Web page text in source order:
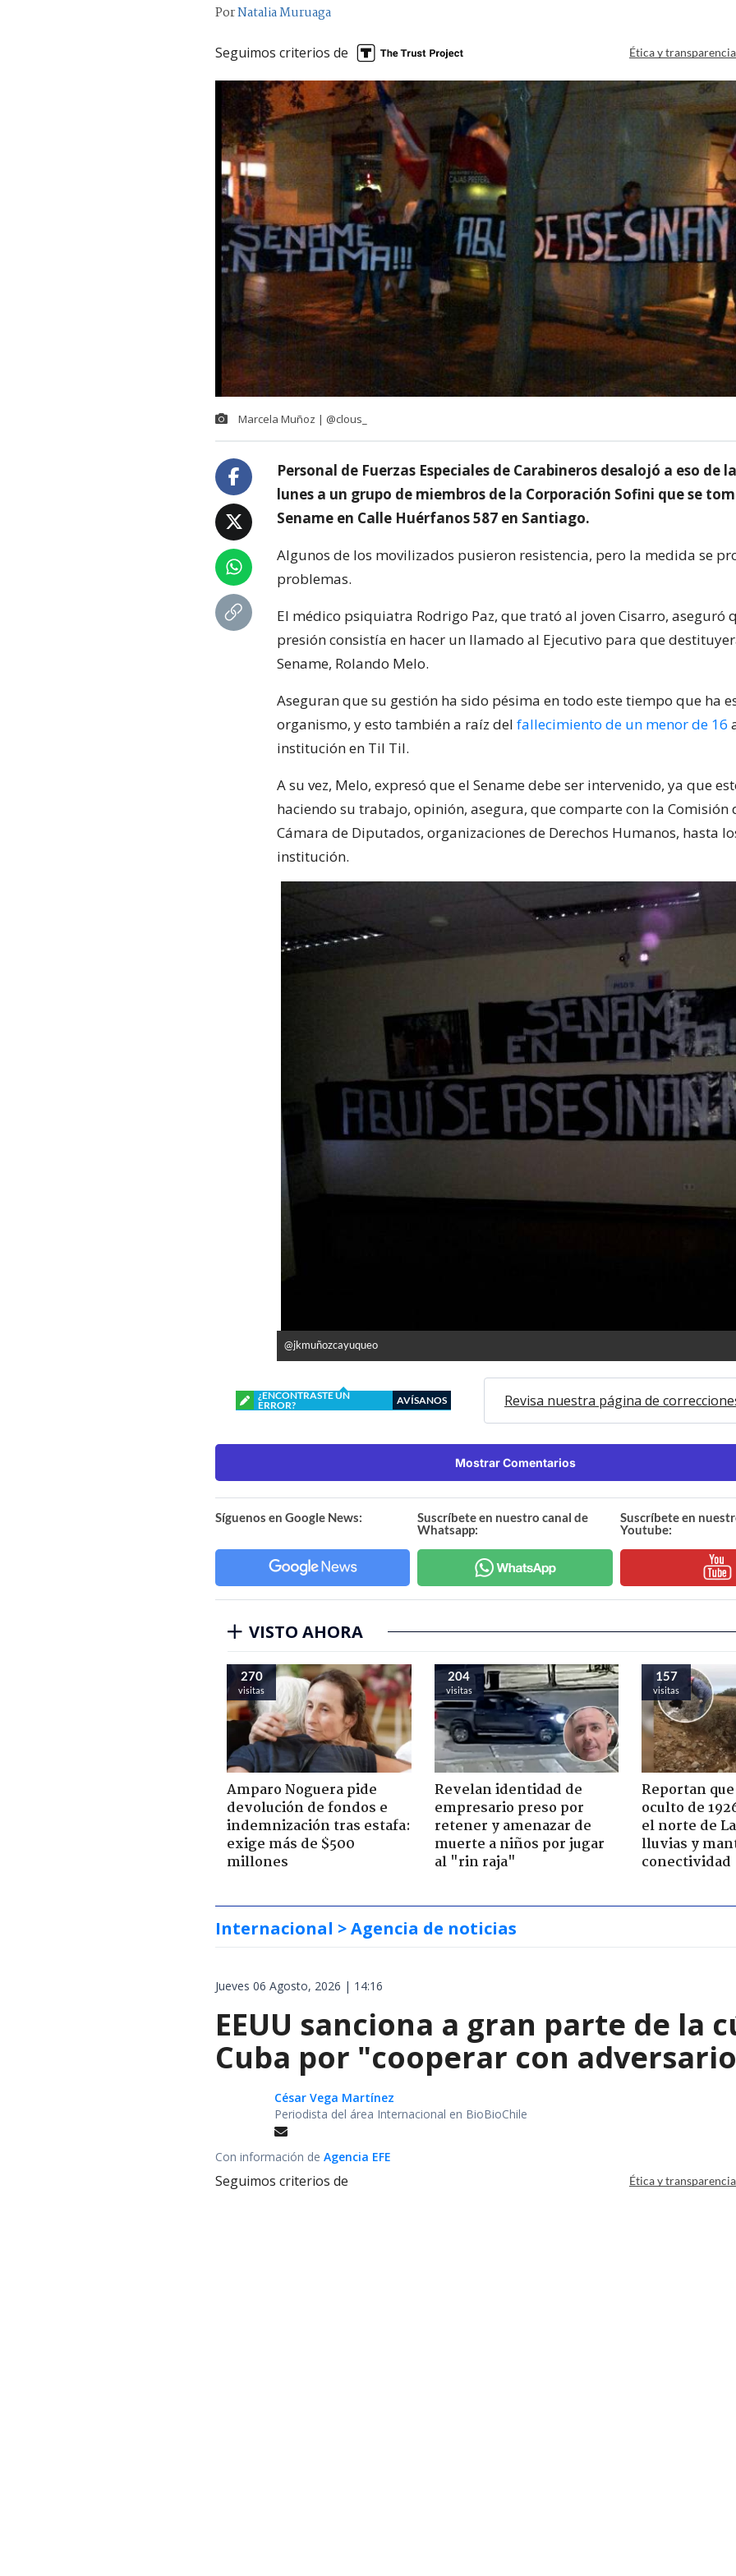
PorNatalia Muruaga
Seguimos criterios de Ética y
Marcela Muñoz | ‏@clous_
Personal de Fuerzas Especiales de Carabineros desalojó a eso de
lunes a un grupo de miembros de la Corporación Sofini que se
Sename en Calle Huérfanos 587 en Santiago.
Algunos de los movilizados pusieron resistencia, pero la medida se
problemas.
El médico psiquiatra Rodrigo Paz, que trató al joven Cisarro, aseguró
presión consistía en hacer un llamado al Ejecutivo para que
Sename, Rolando Melo.
Aseguran que su gestión ha sido pésima en todo este tiempo que ha
organismo, y esto también a raíz del fallecimiento de un menor de 16
institución en Til Til.
A su vez, Melo, expresó que el Sename debe ser intervenido, ya que
haciendo su trabajo, opinión, asegura, que comparte con la Comisión
Cámara de Diputados, organizaciones de Derechos Humanos, hasta
institución.
@jkmuñozcayuqueo
¿ENCONTRASTE UN
ERROR?
AVÍSANOS Revisa nuestra página de
Mostrar Comentarios
Síguenos en Google News:
Suscríbete en nuestro canal de
Whatsapp:
Suscríbete en
Youtube:
VISTO AHORA
270
visitas
Amparo Noguera pide
devolución de fondos e
indemnización tras estafa:
exige más de $500
millones
204
visitas
Revelan identidad de
empresario preso por
retener y amenazar de
muerte a niños por jugar
al "rin raja"
157
visitas
Reportan
oculto de
el norte de
lluvias y
conectividad
Internacional > Agencia de noticias
Jueves 06 Agosto, 2026 | 14:16
EEUU sanciona a gran parte de la
Cuba por "cooperar con
César Vega Martínez
Periodista del área Internacional en BioBioChile
Con información de Agencia EFE
Seguimos criterios de Ética y